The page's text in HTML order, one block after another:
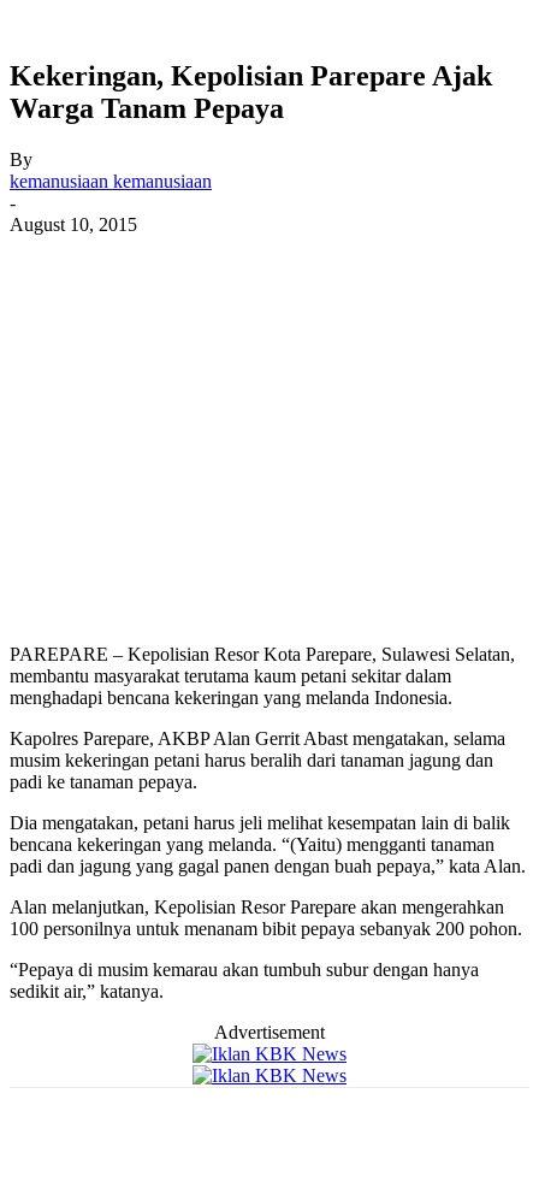
Kekeringan, Kepolisian Parepare Ajak
Warga Tanam Pepaya
By
kemanusiaan kemanusiaan
-
August 10, 2015
PAREPARE – Kepolisian Resor Kota Parepare, Sulawesi Selatan,
membantu masyarakat terutama kaum petani sekitar dalam
menghadapi bencana kekeringan yang melanda Indonesia.
Kapolres Parepare, AKBP Alan Gerrit Abast mengatakan, selama
musim kekeringan petani harus beralih dari tanaman jagung dan
padi ke tanaman pepaya.
Dia mengatakan, petani harus jeli melihat kesempatan lain di balik
bencana kekeringan yang melanda. “(Yaitu) mengganti tanaman
padi dan jagung yang gagal panen dengan buah pepaya,” kata Alan.
Alan melanjutkan, Kepolisian Resor Parepare akan mengerahkan
100 personilnya untuk menanam bibit pepaya sebanyak 200 pohon.
“Pepaya di musim kemarau akan tumbuh subur dengan hanya
sedikit air,” katanya.
Advertisement